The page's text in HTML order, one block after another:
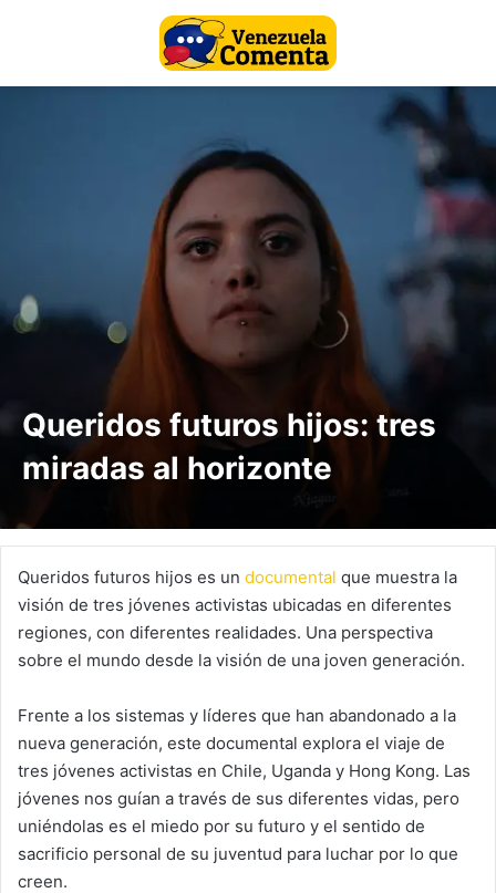
Queridos futuros hijos: tres
miradas al horizonte
Queridos futuros hijos es un documental que muestra la
visión de tres jóvenes activistas ubicadas en diferentes
regiones, con diferentes realidades. Una perspectiva
sobre el mundo desde la visión de una joven generación.
Frente a los sistemas y líderes que han abandonado a la
nueva generación, este documental explora el viaje de
tres jóvenes activistas en Chile, Uganda y Hong Kong. Las
jóvenes nos guían a través de sus diferentes vidas, pero
uniéndolas es el miedo por su futuro y el sentido de
sacrificio personal de su juventud para luchar por lo que
creen.